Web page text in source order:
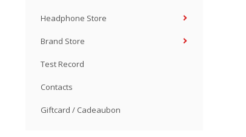
Headphone Store
Brand Store
Test Record
Contacts
Giftcard / Cadeaubon